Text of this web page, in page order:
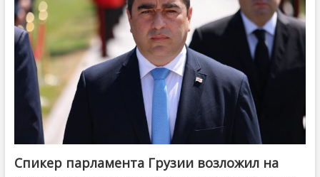
Спикер парламента Грузии возложил на